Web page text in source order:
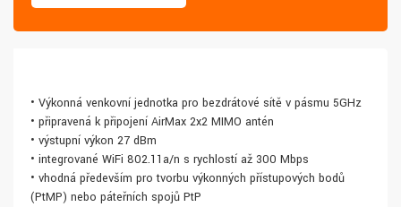
• Výkonná venkovní jednotka pro bezdrátové sítě v pásmu 5GHz
• připravená k připojení AirMax 2x2 MIMO antén
• výstupní výkon 27 dBm
• integrované WiFi 802.11a/n s rychlostí až 300 Mbps
• vhodná především pro tvorbu výkonných přístupových bodů
(PtMP) nebo páteřních spojů PtP